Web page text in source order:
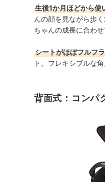
生後1か月ほどから使
んの顔を見ながら歩
ちゃんの成長に合わ
シートがほぼフルフ
ト。フレキシブルな
背面式：コンパ